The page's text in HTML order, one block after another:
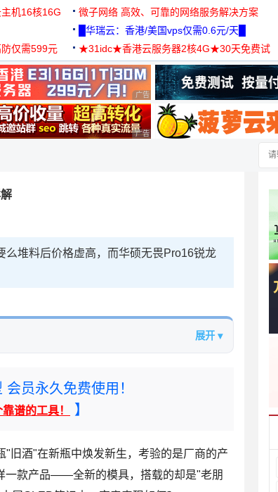
机16核16G
微子网络 高效、可靠的网络服务解决方案
█华瑞云：香港/美国vps仅需0.6元/天█
仅需599元
★31idc★香港云服务器2核4G★30天免费试
用◆
告，理性选择 广告 商业广告，理性选择
告，理性选择 广告 商业广告，理性选择
堆料后价格虚高，而华硕无畏Pro16锐龙
展开 ▾
员永久免费使用！
谱的工具！ 】
旧酒"在新瓶中焕发新生，考验的是厂商的产
一款产品——全新的模具，搭载的却是"老朋